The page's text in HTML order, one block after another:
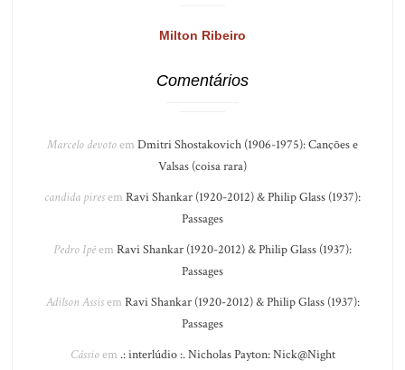
Milton Ribeiro
Comentários
Marcelo devotoem Dmitri Shostakovich (1906-1975): Canções e
Valsas (coisa rara)
candida piresem Ravi Shankar (1920-2012) & Philip Glass (1937):
Passages
Pedro Ipêem Ravi Shankar (1920-2012) & Philip Glass (1937):
Passages
Adilson Assisem Ravi Shankar (1920-2012) & Philip Glass (1937):
Passages
Cássioem .: interlúdio :. Nicholas Payton: Nick@Night